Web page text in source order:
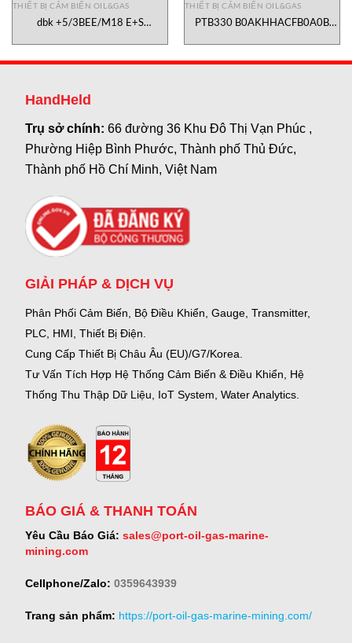
THIẾT BỊ CẢM BIẾN OIL&GAS
dbk +5/3BEE/M18 E+S
THIẾT BỊ CẢM BIẾN OIL&GAS
PTB330 B0AKHHACFB0A0B
HandHeld
Trụ sở chính:66 đường 36 Khu Đô Thị Vạn Phúc ,
Phường Hiệp Bình Phước, Thành phố Thủ Đức,
Thành phố Hồ Chí Minh, Việt Nam
GIẢI PHÁP & DỊCH VỤ
Phân Phối Cảm Biến, Bộ Điều Khiển, Gauge, Transmitter,
PLC, HMI, Thiết Bị Điện.
Cung Cấp Thiết Bị Châu Âu (EU)/G7/Korea.
Tư Vấn Tích Hợp Hệ Thống Cảm Biến & Điều Khiển, Hệ
Thống Thu Thập Dữ Liệu, IoT System, Water Analytics.
BÁO GIÁ & THANH TOÁN
Yêu Cầu Báo Giá: sales@port-oil-gas-marine-
mining.com
Cellphone/Zalo: 0359643939
Trang sản phẩm: https://port-oil-gas-marine-mining.com/